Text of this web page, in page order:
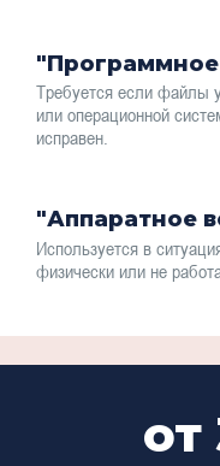
"Программное
Требуется если файлы
или операционной
исправен.
"Аппаратное
Используется в
физически или не
от